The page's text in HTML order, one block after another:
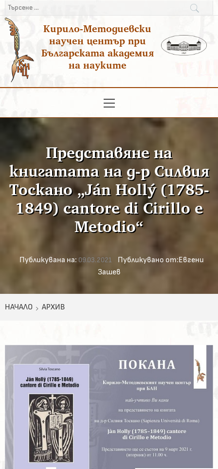
Преминаване
към
съдържанието
Търсене
за:
Кирило-Методиевски
научен център при
Българската академия
на науките
меню
Представяне на
книгатата на д-р Силвия
Тоскано „Ján Hollý (1785-
1849) cantore di Cirillo e
Metodio“
Публикувана на: 09.03.2021 Публикувано от:Евгени
Зашев
НАЧАЛО АРХИВ